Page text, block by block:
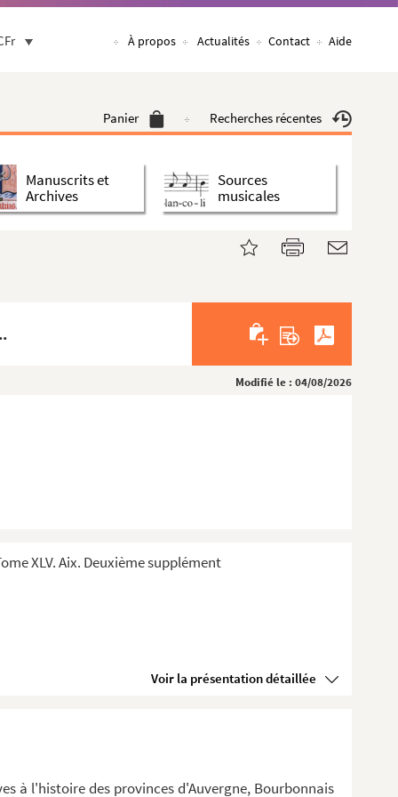
À propos Actualités Contact Aide
Panier Recherches récentes
Manuscrits et
Archives
Sources
musicales
Modifié le : 04/08/2026
XLV. Aix. Deuxième supplément
Voir la présentation détaillée
à l'histoire des provinces d'Auvergne, Bourbonnais